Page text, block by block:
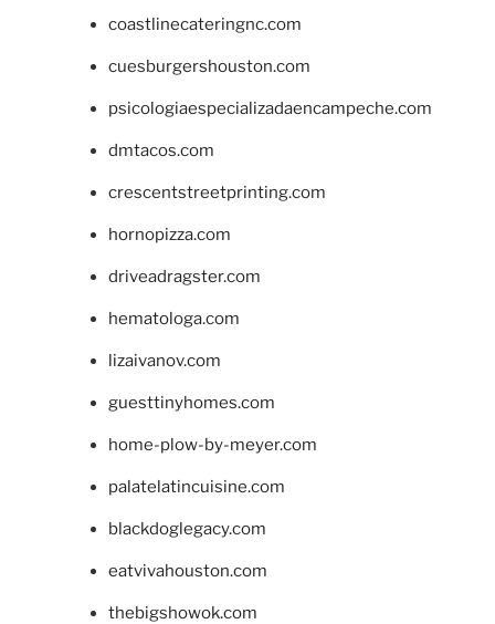
coastlinecateringnc.com
cuesburgershouston.com
psicologiaespecializadaencampeche.com
dmtacos.com
crescentstreetprinting.com
hornopizza.com
driveadragster.com
hematologa.com
lizaivanov.com
guesttinyhomes.com
home-plow-by-meyer.com
palatelatincuisine.com
blackdoglegacy.com
eatvivahouston.com
thebigshowok.com